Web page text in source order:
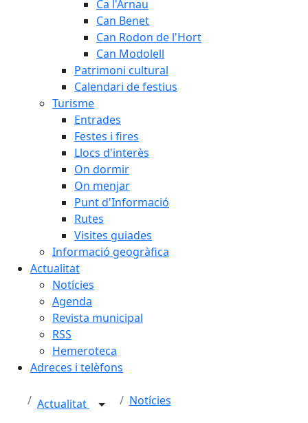
Ca l'Arnau
Can Benet
Can Rodon de l'Hort
Can Modolell
Patrimoni cultural
Calendari de festius
Turisme
Entrades
Festes i fires
Llocs d'interès
On dormir
On menjar
Punt d'Informació
Rutes
Visites guiades
Informació geogràfica
Actualitat
Notícies
Agenda
Revista municipal
RSS
Hemeroteca
Adreces i telèfons
Actualitat Notícies